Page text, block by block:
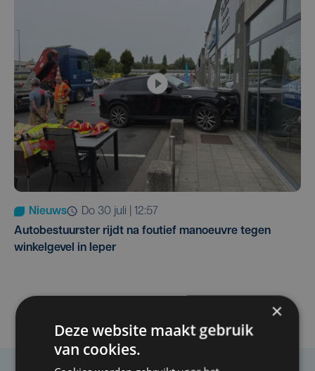
Nieuws
do 30 juli | 12:57
Autobestuurster rijdt na foutief manoeuvre tegen
winkelgevel in Ieper
×
Deze website maakt gebruik
van cookies.